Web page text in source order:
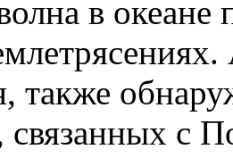
в океане
также
связанных с